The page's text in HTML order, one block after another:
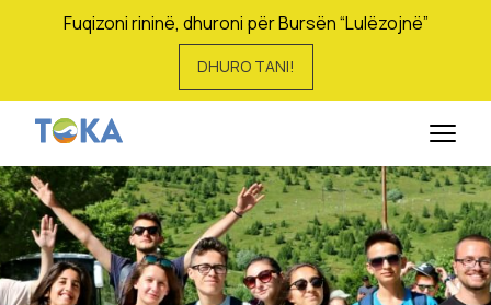
Fuqizoni rininë, dhuroni për Bursën “Lulëzojnë”
DHURO TANI!